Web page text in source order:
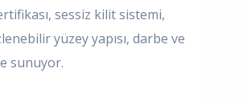
sessiz kilit sistemi,
yüzey yapısı, darbe ve
sunuyor.